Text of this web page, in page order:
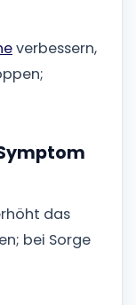
verbessern,
das
bei Sorge